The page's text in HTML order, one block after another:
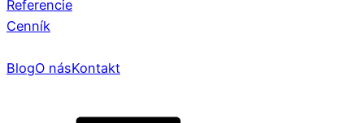
Referencie
Cenník
BlogO násKontakt